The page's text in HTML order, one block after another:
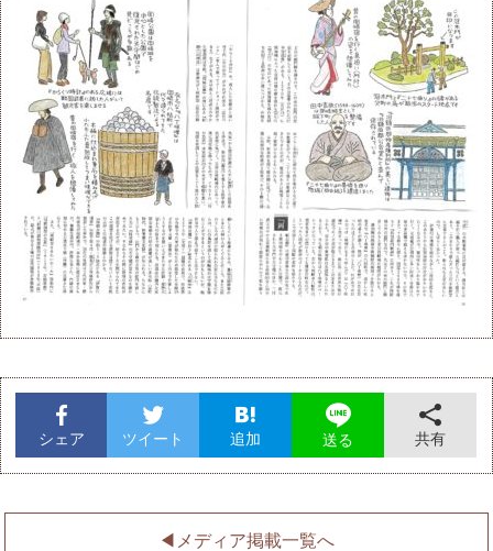
シェア ツイート 追加 送る 共有
◀︎メディア掲載一覧へ